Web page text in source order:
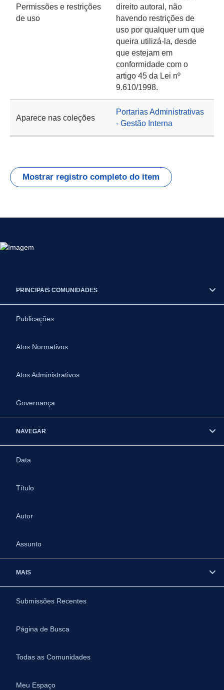
Permissões e restrições
de uso
direito autoral, não
havendo restrições de
uso por qualquer um que
queira utilizá-la, desde
que estejam em
conformidade com o
artigo 45 da Lei nº
9.610/1998.
Aparece nas coleções
Portarias Administrativas
- Gestão Interna
Mostrar registro completo do item
PRINCIPAIS COMUNIDADES
Publicações
Atos Normativos
Atos Administrativos
Governança
NAVEGAR
Data
Título
Autor
Assunto
MAIS
Submissões Recentes
Página de Busca
Todas as Comunidades
Meu Espaço